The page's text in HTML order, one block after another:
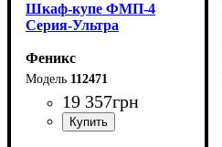
Шкаф-купе ФМП-4
Серия-Ультра
Феникс
112471
19 357грн